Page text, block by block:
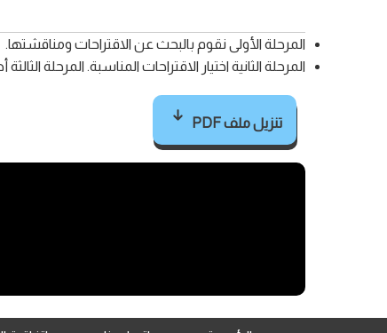
المرحلة الأولى نقوم بالبحث عن الاقتراحات ومناقشتها.
المرحلة الثانية اختيار الاقتراحات المناسبة. المرحلة
تنزيل ملف PDF